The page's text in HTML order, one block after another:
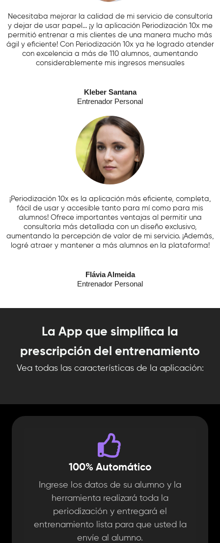
Necesitaba mejorar la calidad de mi servicio de consultoría
y dejar de usar papel... ¡y la aplicación Periodización 10x me
permitió entrenar a mis clientes de una manera mucho más
ágil y eficiente! Con Periodización 10x ya he logrado atender
con excelencia a más de 110 alumnos, aumentando
considerablemente mis ingresos mensuales
Kleber Santana
Entrenador Personal
¡Periodización 10x es la aplicación más eficiente, completa,
fácil de usar y accesible tanto para mí como para mis
alumnos! Ofrece importantes ventajas al permitir una
consultoría más detallada con un diseño exclusivo,
aumentando la percepción de valor de mi servicio. ¡Además,
logré atraer y mantener a más alumnos en la plataforma!
Flávia Almeida
Entrenador Personal
La App que simplifica la
prescripción del entrenamiento
Vea todas las características de la aplicación:​
100% Automático
Ingrese los datos de su alumno y la
herramienta realizará toda la
periodización y entregará el
entrenamiento lista para que usted la
envíe al alumno.